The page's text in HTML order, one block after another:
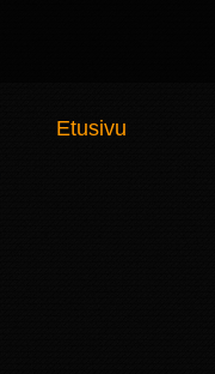
Etusivu